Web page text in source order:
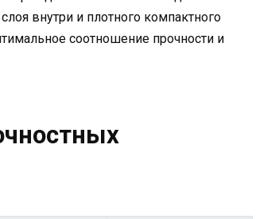
внутри и плотного компактного
соотношение прочности и